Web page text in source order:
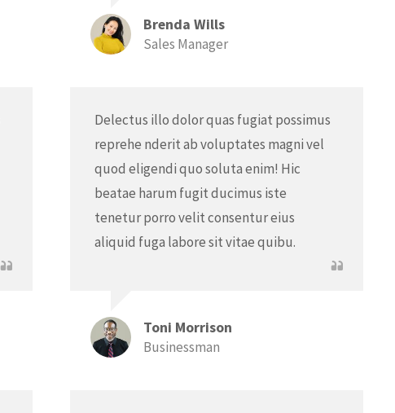
Brenda Wills
Sales Manager
Delectus illo dolor quas fugiat possimus
reprehe nderit ab voluptates magni vel
quod eligendi quo soluta enim! Hic
beatae harum fugit ducimus iste
tenetur porro velit consentur eius
aliquid fuga labore sit vitae quibu.
Toni Morrison
Businessman